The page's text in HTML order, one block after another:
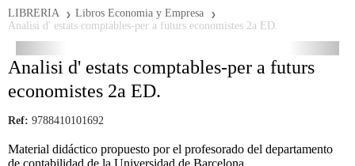
LIBRERIA
Libros Economia y Empresa
Analisi d' estats comptables-per a futurs economistes 2a ED.
Analisi d' estats comptables-per a futurs
economistes 2a ED.
Ref: 9788410101692
Material didáctico propuesto por el profesorado del departamento
de contabilidad de la Universidad de Barcelona